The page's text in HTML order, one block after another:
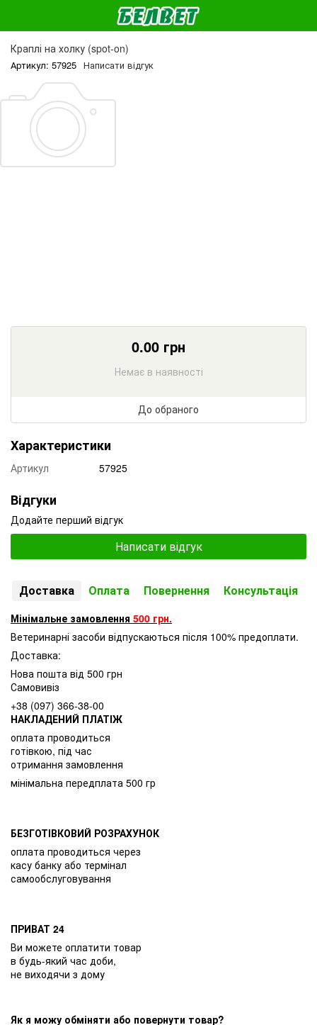
Краплі на холку (spot-on)
Артикул: 57925 Написати відгук
0.00 грн
Немає в наявності
До обраного
Характеристики
Артикул 57925
Відгуки
Додайте перший відгук
Написати відгук
Доставка Оплата Повернення Консультація
Мінімальне замовлення 500 грн.
Ветеринарні засоби відпускаються після 100% предоплати.
Доставка:
Нова пошта від 500 грн
Самовивіз
+38 (097) 366-38-00
НАКЛАДЕНИЙ ПЛАТІЖ
оплата проводиться
готівкою, під час
отримання замовлення
мінімальна передплата 500 гр
БЕЗГОТІВКОВИЙ РОЗРАХУНОК
оплата проводиться через
касу банку або термінал
самообслуговування
ПРИВАТ 24
Ви можете оплатити товар
в будь-який час доби,
не виходячи з дому
Як я можу обміняти або повернути товар?